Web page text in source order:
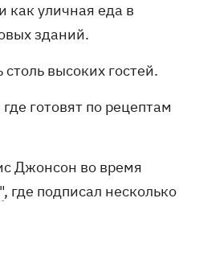
как уличная еда в
зданий.
высоких гостей.
готовят по рецептам
Джонсон во время
, где подписал несколько